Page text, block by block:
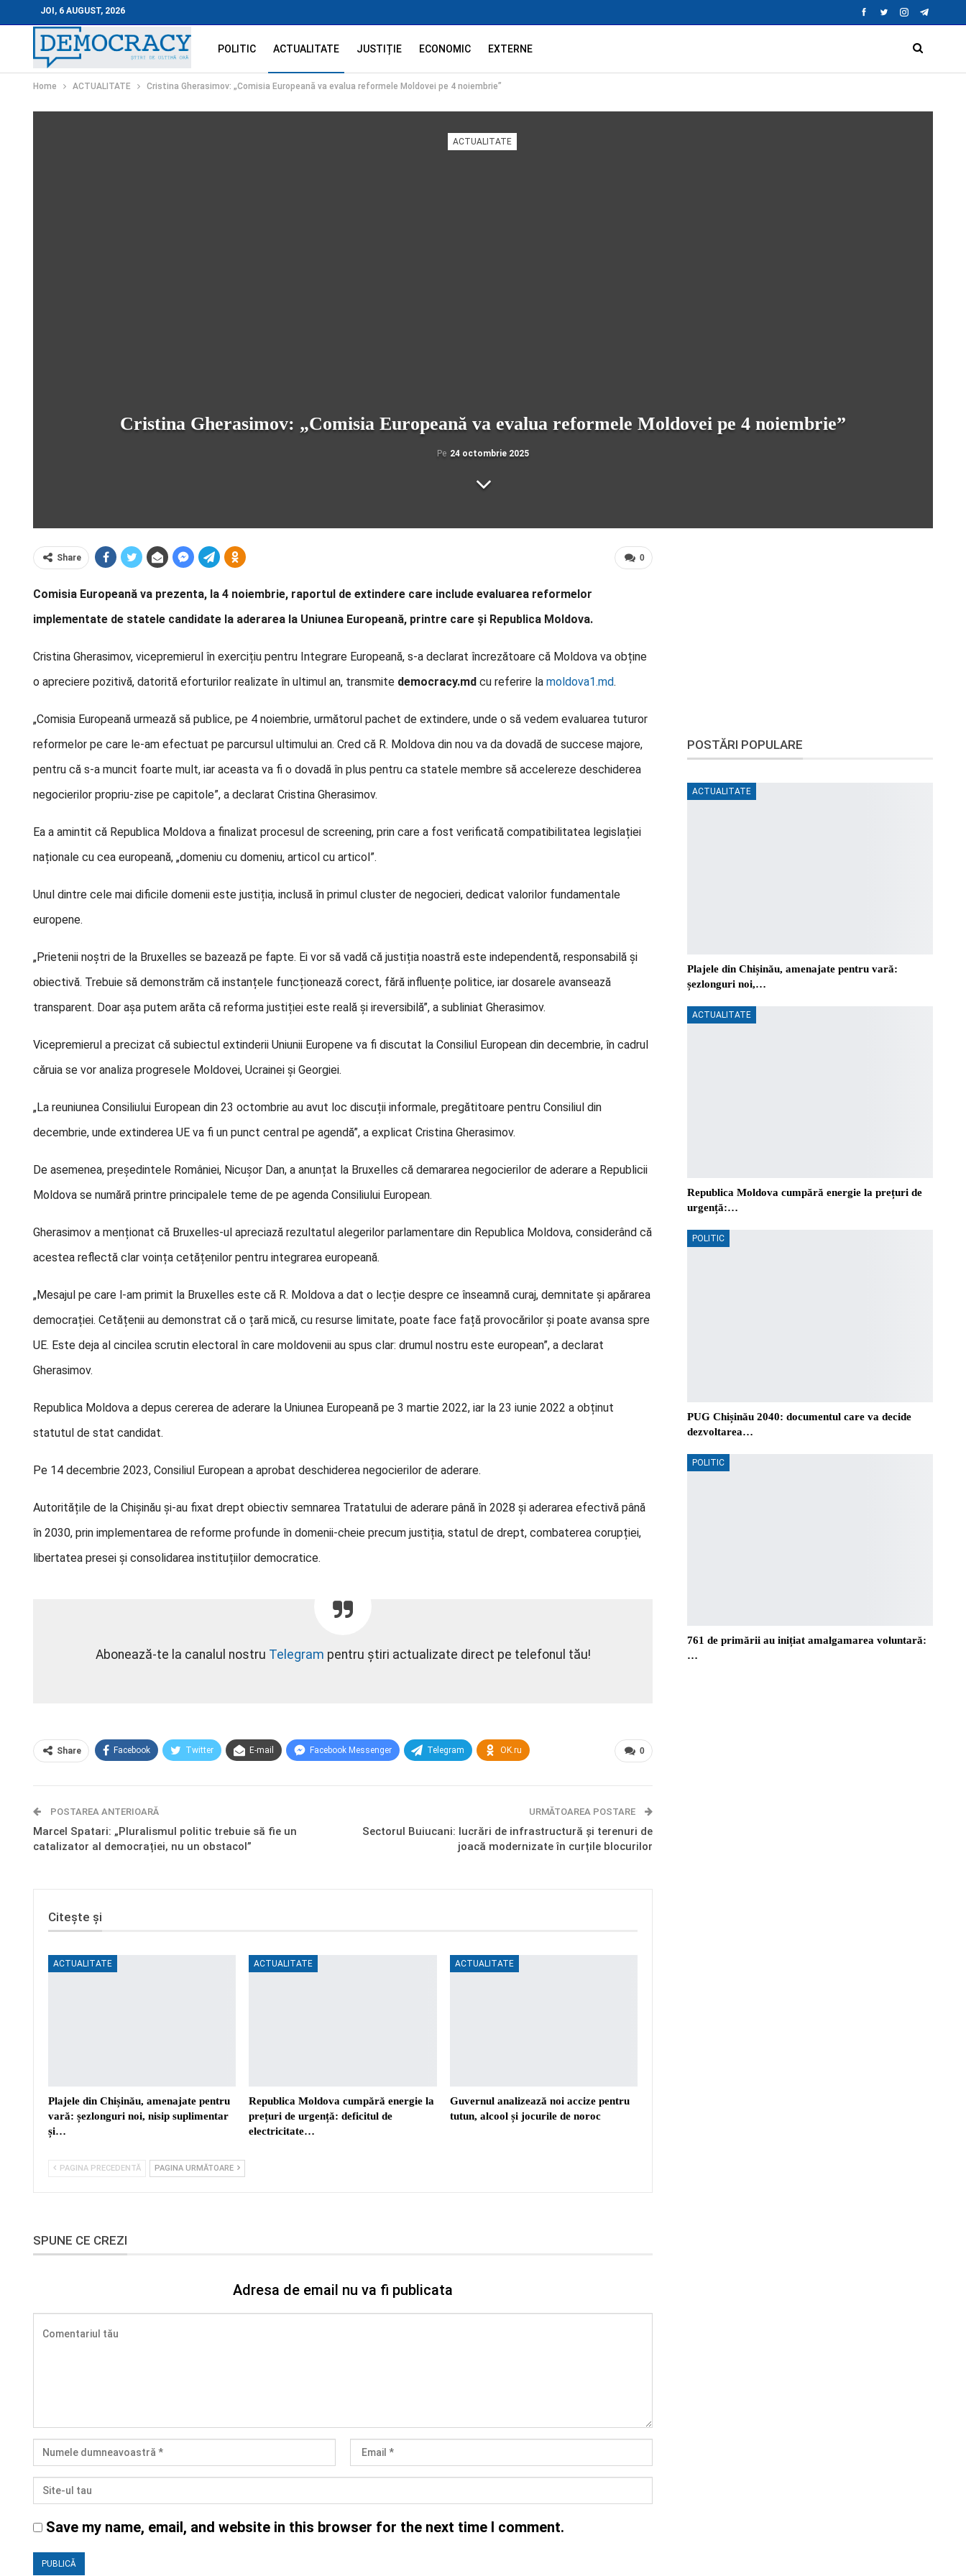
JOI, 6 AUGUST, 2026
POLITIC ACTUALITATE JUSTIȚIE ECONOMIC EXTERNE
Home ACTUALITATE Cristina Gherasimov: „Comisia Europeană va evalua reformele Moldovei pe 4 noiembrie”
ACTUALITATE
Cristina Gherasimov: „Comisia Europeană va evalua reformele Moldovei pe 4 noiembrie”
Pe 24 octombrie 2025
0
Share
Comisia Europeană va prezenta, la 4 noiembrie, raportul de extindere care include evaluarea reformelor
implementate de statele candidate la aderarea la Uniunea Europeană, printre care și Republica Moldova.
Cristina Gherasimov, vicepremierul în exercițiu pentru Integrare Europeană, s-a declarat încrezătoare că Moldova va obține
o apreciere pozitivă, datorită eforturilor realizate în ultimul an, transmite democracy.md cu referire la moldova1.md.
„Comisia Europeană urmează să publice, pe 4 noiembrie, următorul pachet de extindere, unde o să vedem evaluarea tuturor
reformelor pe care le-am efectuat pe parcursul ultimului an. Cred că R. Moldova din nou va da dovadă de succese majore,
pentru că s-a muncit foarte mult, iar aceasta va fi o dovadă în plus pentru ca statele membre să accelereze deschiderea
negocierilor propriu-zise pe capitole”, a declarat Cristina Gherasimov.
Ea a amintit că Republica Moldova a finalizat procesul de screening, prin care a fost verificată compatibilitatea legislației
naționale cu cea europeană, „domeniu cu domeniu, articol cu articol”.
Unul dintre cele mai dificile domenii este justiția, inclusă în primul cluster de negocieri, dedicat valorilor fundamentale
europene.
„Prietenii noștri de la Bruxelles se bazează pe fapte. Ei vor să vadă că justiția noastră este independentă, responsabilă și
obiectivă. Trebuie să demonstrăm că instanțele funcționează corect, fără influențe politice, iar dosarele avansează
transparent. Doar așa putem arăta că reforma justiției este reală și ireversibilă”, a subliniat Gherasimov.
Vicepremierul a precizat că subiectul extinderii Uniunii Europene va fi discutat la Consiliul European din decembrie, în cadrul
căruia se vor analiza progresele Moldovei, Ucrainei și Georgiei.
„La reuniunea Consiliului European din 23 octombrie au avut loc discuții informale, pregătitoare pentru Consiliul din
decembrie, unde extinderea UE va fi un punct central pe agendă”, a explicat Cristina Gherasimov.
De asemenea, președintele României, Nicușor Dan, a anunțat la Bruxelles că demararea negocierilor de aderare a Republicii
Moldova se numără printre principalele teme de pe agenda Consiliului European.
Gherasimov a menționat că Bruxelles-ul apreciază rezultatul alegerilor parlamentare din Republica Moldova, considerând că
acestea reflectă clar voința cetățenilor pentru integrarea europeană.
„Mesajul pe care l-am primit la Bruxelles este că R. Moldova a dat o lecție despre ce înseamnă curaj, demnitate și apărarea
democrației. Cetățenii au demonstrat că o țară mică, cu resurse limitate, poate face față provocărilor și poate avansa spre
UE. Este deja al cincilea scrutin electoral în care moldovenii au spus clar: drumul nostru este european”, a declarat
Gherasimov.
Republica Moldova a depus cererea de aderare la Uniunea Europeană pe 3 martie 2022, iar la 23 iunie 2022 a obținut
statutul de stat candidat.
Pe 14 decembrie 2023, Consiliul European a aprobat deschiderea negocierilor de aderare.
Autoritățile de la Chișinău și-au fixat drept obiectiv semnarea Tratatului de aderare până în 2028 și aderarea efectivă până
în 2030, prin implementarea de reforme profunde în domenii-cheie precum justiția, statul de drept, combaterea corupției,
libertatea presei și consolidarea instituțiilor democratice.
Abonează-te la canalul nostru Telegram pentru știri actualizate direct pe telefonul tău!
0
Share Facebook Twitter E-mail Facebook Messenger Telegram OK.ru
POSTAREA ANTERIOARĂ
Marcel Spatari: „Pluralismul politic trebuie să fie un
catalizator al democrației, nu un obstacol”
URMĂTOAREA POSTARE
Sectorul Buiucani: lucrări de infrastructură și terenuri de
joacă modernizate în curțile blocurilor
Citește și
ACTUALITATE
Plajele din Chișinău, amenajate pentru
vară: șezlonguri noi, nisip suplimentar
și…
ACTUALITATE
Republica Moldova cumpără energie la
prețuri de urgență: deficitul de
electricitate…
ACTUALITATE
Guvernul analizează noi accize pentru
tutun, alcool și jocurile de noroc
PAGINA PRECEDENTĂ PAGINA URMĂTOARE
SPUNE CE CREZI
Adresa de email nu va fi publicata
Save my name, email, and website in this browser for the next time I comment.
POSTĂRI POPULARE
ACTUALITATE
Plajele din Chișinău, amenajate pentru vară:
șezlonguri noi,…
ACTUALITATE
Republica Moldova cumpără energie la prețuri de
urgență:…
POLITIC
PUG Chișinău 2040: documentul care va decide
dezvoltarea…
POLITIC
761 de primării au inițiat amalgamarea voluntară:
…